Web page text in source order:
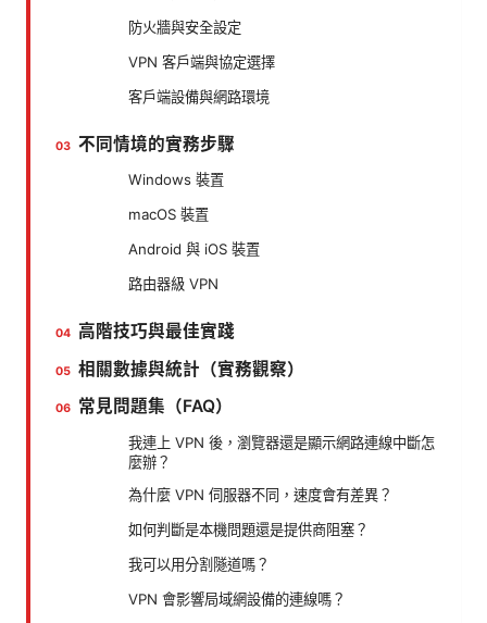
防火牆與安全設定
VPN 客戶端與協定選擇
客戶端設備與網路環境
不同情境的實務步驟
Windows 裝置
macOS 裝置
Android 與 iOS 裝置
路由器級 VPN
高階技巧與最佳實踐
相關數據與統計（實務觀察）
常見問題集（FAQ）
我連上 VPN 後，瀏覽器還是顯示網路連線中斷怎
麼辦？
為什麼 VPN 伺服器不同，速度會有差異？
如何判斷是本機問題還是提供商阻塞？
我可以用分割隧道嗎？
VPN 會影響局域網設備的連線嗎？